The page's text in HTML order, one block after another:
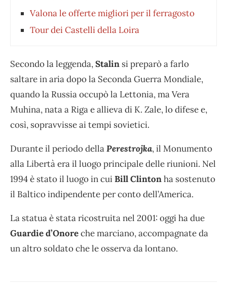
Valona le offerte migliori per il ferragosto
Tour dei Castelli della Loira
Secondo la leggenda,Stalin si preparò a farlo
saltare in aria dopo la Seconda Guerra Mondiale,
quando la Russia occupò la Lettonia, ma Vera
Muhina, nata a Riga e allieva di K. Zale, lo difese e,
così, sopravvisse ai tempi sovietici.
Durante il periodo dellaPerestrojka, il Monumento
alla Libertà era il luogo principale delle riunioni. Nel
1994 è stato il luogo in cuiBill Clintonha sostenuto
il Baltico indipendente per conto dell’America.
La statua è stata ricostruita nel 2001: oggi ha due
Guardie d’Onoreche marciano, accompagnate da
un altro soldato che le osserva da lontano.